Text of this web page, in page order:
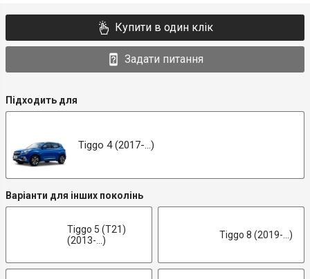
Купити в один клік
Задати питання
Підходить для
Tiggo 4 (2017-...)
Варіанти для інших поколінь
Tiggo 5 (T21)
(2013-...)
Tiggo 8 (2019-...)